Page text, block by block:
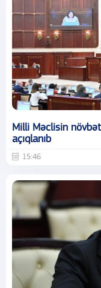
Milli Məclisin
açıqlanıb
15:46